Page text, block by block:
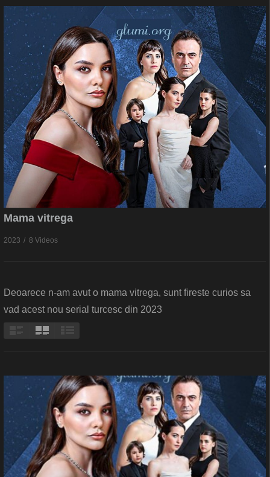
Mama vitrega
2023 8 Videos
Deoarece n-am avut o mama vitrega, sunt fireste curios sa
vad acest nou serial turcesc din 2023